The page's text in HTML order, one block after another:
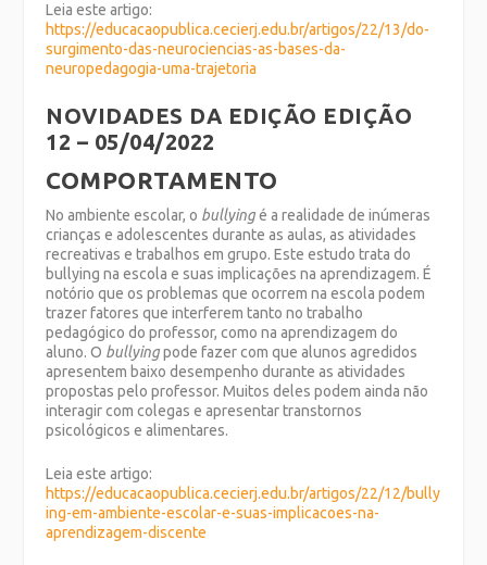
Leia este artigo:
https://educacaopublica.cecierj.edu.br/artigos/22/13/do-
surgimento-das-neurociencias-as-bases-da-
neuropedagogia-uma-trajetoria
NOVIDADES DA EDIÇÃO EDIÇÃO
12 – 05/04/2022
COMPORTAMENTO
No ambiente escolar, o bullyingé a realidade de inúmeras
crianças e adolescentes durante as aulas, as atividades
recreativas e trabalhos em grupo. Este estudo trata do
bullying na escola e suas implicações na aprendizagem. É
notório que os problemas que ocorrem na escola podem
trazer fatores que interferem tanto no trabalho
pedagógico do professor, como na aprendizagem do
aluno. O bullyingpode fazer com que alunos agredidos
apresentem baixo desempenho durante as atividades
propostas pelo professor. Muitos deles podem ainda não
interagir com colegas e apresentar transtornos
psicológicos e alimentares.
Leia este artigo:
https://educacaopublica.cecierj.edu.br/artigos/22/12/bully
ing-em-ambiente-escolar-e-suas-implicacoes-na-
aprendizagem-discente